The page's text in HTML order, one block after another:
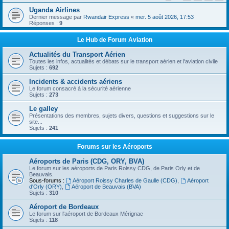
Uganda Airlines
Dernier message par Rwandair Express « mer. 5 août 2026, 17:53
Réponses : 9
Le Hub de Forum Aviation
Actualités du Transport Aérien
Toutes les infos, actualités et débats sur le transport aérien et l'aviation civile
Sujets : 692
Incidents & accidents aériens
Le forum consacré à la sécurité aérienne
Sujets : 273
Le galley
Présentations des membres, sujets divers, questions et suggestions sur le
site...
Sujets : 241
Forums sur les Aéroports
Aéroports de Paris (CDG, ORY, BVA)
Le forum sur les aéroports de Paris Roissy CDG, de Paris Orly et de
Beauvais.
Sous-forums :
Aéroport Roissy Charles de Gaulle (CDG)
Aéroport
d'Orly (ORY)
Aéroport de Beauvais (BVA)
Sujets : 310
Aéroport de Bordeaux
Le forum sur l'aéroport de Bordeaux Mérignac
Sujets : 118